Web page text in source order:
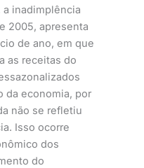
a inadimplência
2005, apresenta
de ano, em que
as receitas do
da economia, por
não se refletiu
Isso ocorre
dos
do